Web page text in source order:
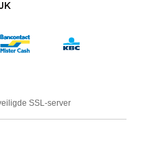
SSL-server